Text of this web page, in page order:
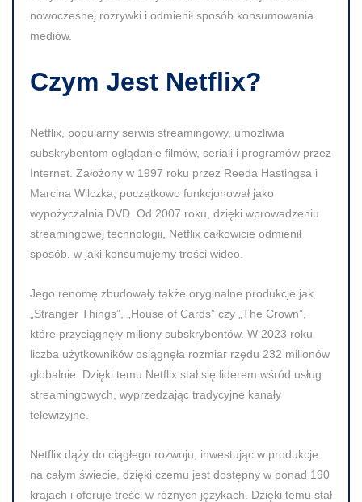
nowoczesnej rozrywki i odmienił sposób konsumowania
mediów.
Czym Jest Netflix?
Netflix, popularny serwis streamingowy, umożliwia
subskrybentom oglądanie filmów, seriali i programów przez
Internet. Założony w 1997 roku przez Reeda Hastingsa i
Marcina Wilczka, początkowo funkcjonował jako
wypożyczalnia DVD. Od 2007 roku, dzięki wprowadzeniu
streamingowej technologii, Netflix całkowicie odmienił
sposób, w jaki konsumujemy treści wideo.
Jego renomę zbudowały także oryginalne produkcje jak
„Stranger Things”, „House of Cards” czy „The Crown”,
które przyciągnęły miliony subskrybentów. W 2023 roku
liczba użytkowników osiągnęła rozmiar rzędu 232 milionów
globalnie. Dzięki temu Netflix stał się liderem wśród usług
streamingowych, wyprzedzając tradycyjne kanały
telewizyjne.
Netflix dąży do ciągłego rozwoju, inwestując w produkcje
na całym świecie, dzięki czemu jest dostępny w ponad 190
krajach i oferuje treści w różnych językach. Dzięki temu stał